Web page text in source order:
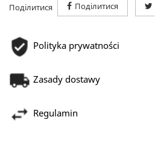
Поділитися Поділитися
Polityka prywatności
Zasady dostawy
Regulamin